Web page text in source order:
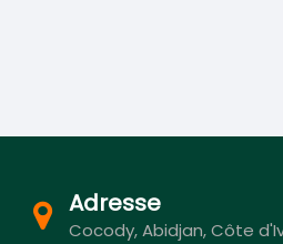
Adresse
Cocody, Abidjan, Côte